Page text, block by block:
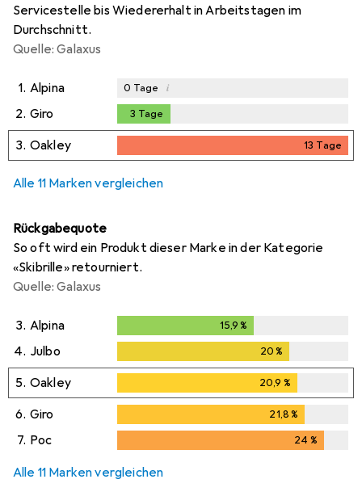
Servicestelle bis Wiedererhalt in Arbeitstagen im
Durchschnitt.
Quelle: Galaxus
1. Alpina 0 Tage i
2. Giro 3 Tage
3. Oakley 13 Tage
13Tage
Alle 11 Marken vergleichen
Rückgabequote
So oft wird ein Produkt dieser Marke in der Kategorie
«Skibrille» retourniert.
Quelle: Galaxus
3. Alpina 15,9 %
4. Julbo 20%
5. Oakley 20,9 %
6. Giro 21,8%
7. Poc 24 %
Alle 11 Marken vergleichen